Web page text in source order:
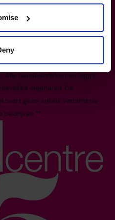
date per augustus 2025
aantal CFO's en het aantal
naar bedrijven waar onze
Alle handelsmerken en logo’s
eigenaren. De
geen enkele verbintenis
bedrijven.**